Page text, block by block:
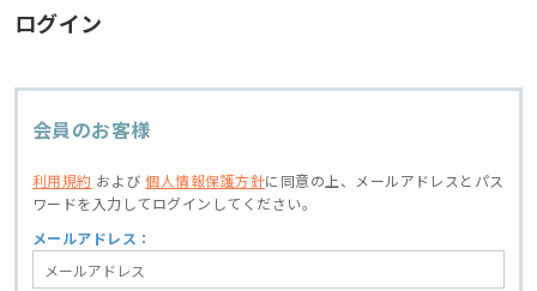
ログイン
会員のお客様
利用規約 および個人情報保護方針に同意の上、
メールアドレスとパス
ワードを入力してログインしてください。
メールアドレス：